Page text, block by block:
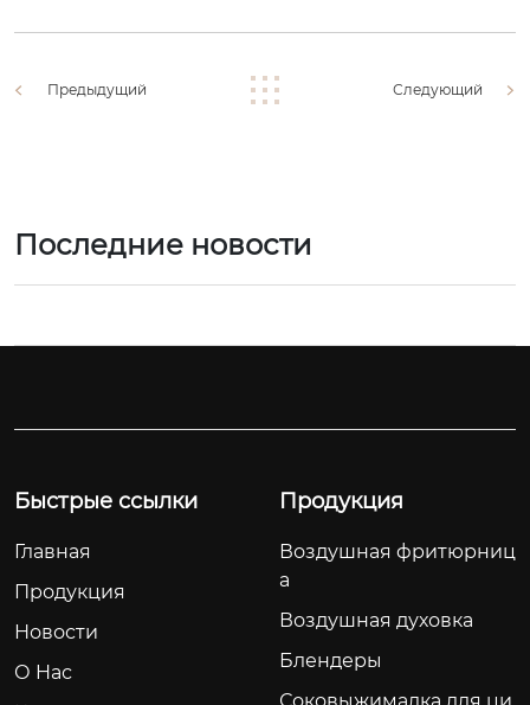
Предыдущий Следующий
Последние новости
Быстрые ссылки
Главная
Продукция
Новости
О Hас
Продукция
Воздушная фритюрниц
а
Воздушная духовка
Блендеры
Соковыжималка для ци